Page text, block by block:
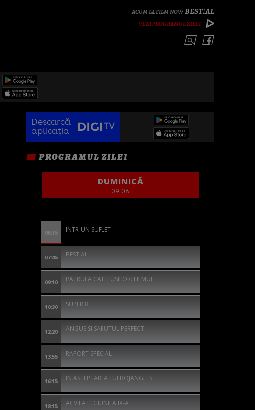
BESTIAL
VEZI PROGRAMUL ZILEI
Descarcă
aplicația
PROGRAMUL ZILEI
DUMINICĂ
09.08
06:15 INTR-UN SUFLET
07:45 BESTIAL
09:10 PATRULA CATELUSILOR: FILMUL
10:30 SUPER 8
12:20 ANGUS SI SARUTUL PERFECT
13:55 RAPORT SPECIAL
16:15 IN ASTEPTAREA LUI BOJANGLES
18:15 ACVILA LEGIUNII A IX-A